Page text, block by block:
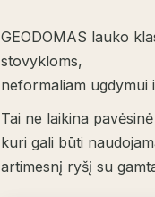
GEODOMAS lauko
stovykloms,
neformaliam ugdymui
Tai ne laikina
kuri gali būti
artimesnį ryšį su